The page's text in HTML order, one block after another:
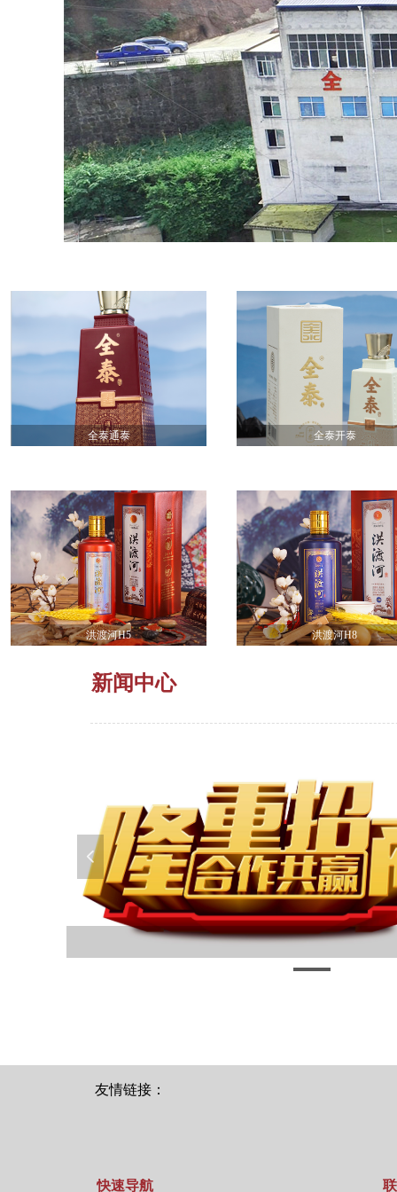
넳
新闻中心
友情链接：
全泰通泰 全泰开泰
洪渡河H5 洪渡河H8
快速导航